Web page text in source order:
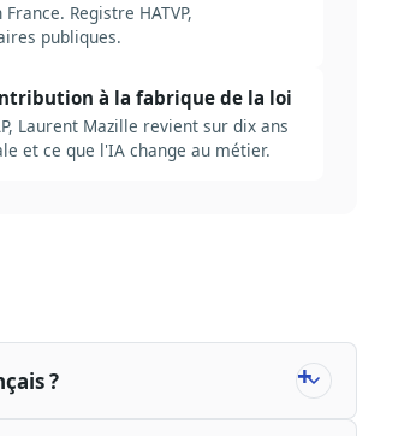
Registre HATVP,
publiques.
à la fabrique de la loi
Laurent Mazille revient sur dix ans
et ce que l'IA change au métier.
?